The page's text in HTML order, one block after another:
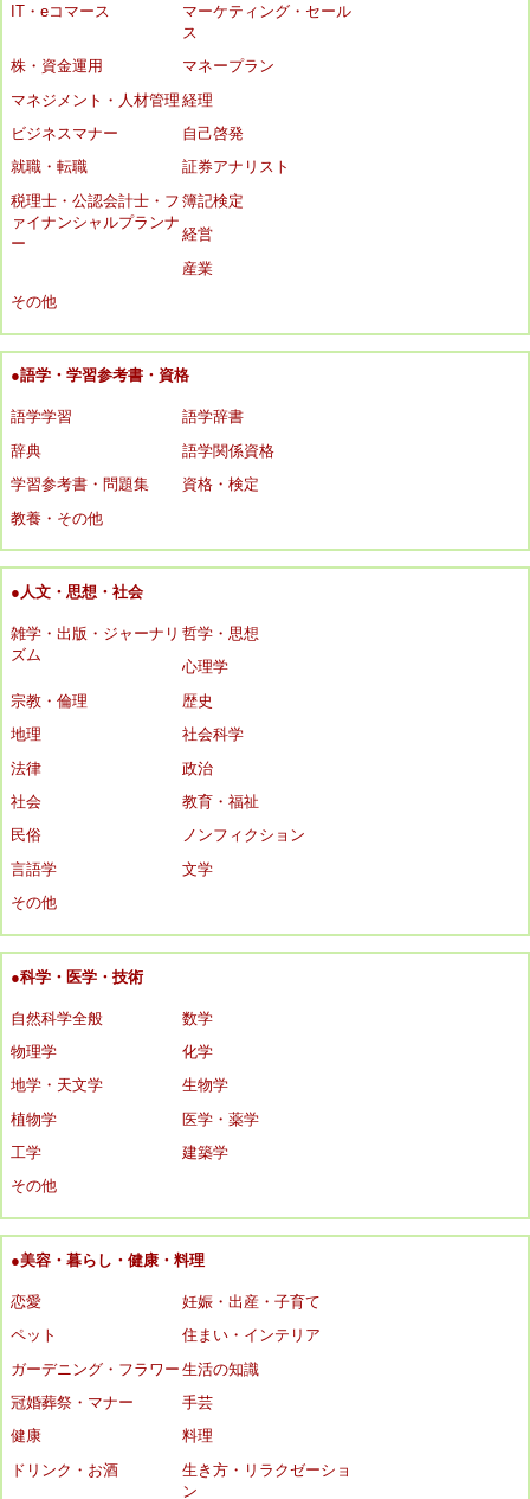
IT・eコマース
マーケティング・セール
ス
株・資金運用
マネープラン
マネジメント・人材管理 経理
ビジネスマナー
自己啓発
就職・転職
証券アナリスト
税理士・公認会計士・フ
ァイナンシャルプランナ
ー
簿記検定
経営
産業
その他
●語学・学習参考書・資格
語学学習
語学辞書
辞典
語学関係資格
学習参考書・問題集
資格・検定
教養・その他
●人文・思想・社会
雑学・出版・ジャーナリ
ズム
哲学・思想
心理学
宗教・倫理
歴史
地理
社会科学
法律
政治
社会
教育・福祉
民俗
ノンフィクション
言語学
文学
その他
●科学・医学・技術
自然科学全般
数学
物理学
化学
地学・天文学
生物学
植物学
医学・薬学
工学
建築学
その他
●美容・暮らし・健康・料理
恋愛
妊娠・出産・子育て
ペット
住まい・インテリア
ガーデニング・フラワー 生活の知識
冠婚葬祭・マナー
手芸
健康
料理
ドリンク・お酒
生き方・リラクゼーショ
ン